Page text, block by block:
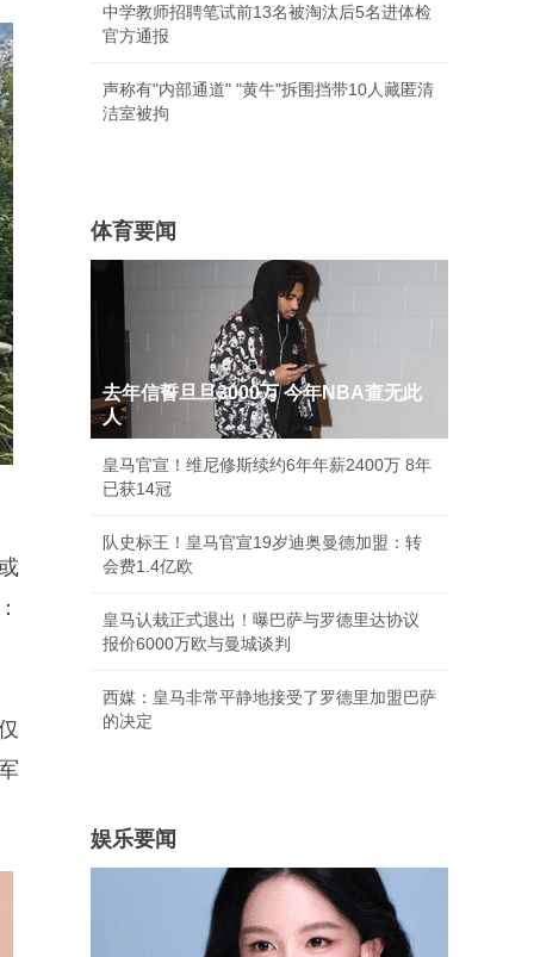
中学教师招聘笔试前13名被淘汰后5名进体检
官方通报
声称有"内部通道" "黄牛"拆围挡带10人藏匿清
洁室被拘
体育要闻
去年信誓旦旦3000万 今年NBA查无此
人
皇马官宣！维尼修斯续约6年年薪2400万 8年
已获14冠
队史标王！皇马官宣19岁迪奥曼德加盟：转
会费1.4亿欧
皇马认栽正式退出！曝巴萨与罗德里达协议
报价6000万欧与曼城谈判
西媒：皇马非常平静地接受了罗德里加盟巴萨
的决定
娱乐要闻